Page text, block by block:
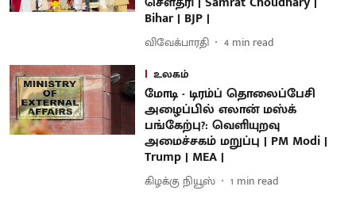
Bihar | BJP |
விவேக்பாரதி 4 min read
உலகம்
மோடி - டிரம்ப் தொலைப்பேசி
அழைப்பில் எலான் மஸ்க்
பங்கேற்பு?: வெளியுறவு
அமைச்சகம் மறுப்பு | PM Modi |
Trump | MEA |
கிழக்கு நியூஸ் 1 min read